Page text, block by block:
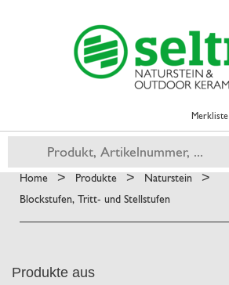
Merkliste
Home > Produkte > Naturstein >
Blockstufen, Tritt- und Stellstufen
Produkte aus